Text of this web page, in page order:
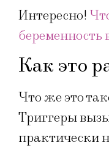
Интересно!
Как это
Что же это
Триггеры
практически